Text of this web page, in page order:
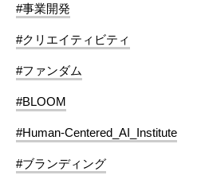
#事業開発
#クリエイティビティ
#ファンダム
#BLOOM
#Human-Centered_AI_Institute
#ブランディング